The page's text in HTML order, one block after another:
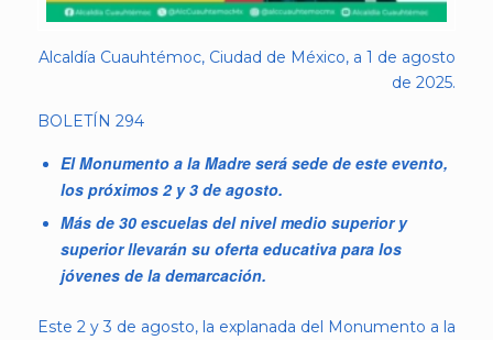
Alcaldía Cuauhtémoc, Ciudad de México, a 1 de agosto
de 2025.
BOLETÍN 294
El Monumento a la Madre será sede de este evento,
los próximos 2 y 3 de agosto.
Más de 30 escuelas del nivel medio superior y
superior llevarán su oferta educativa para los
jóvenes de la demarcación.
Este 2 y 3 de agosto, la explanada del Monumento a la